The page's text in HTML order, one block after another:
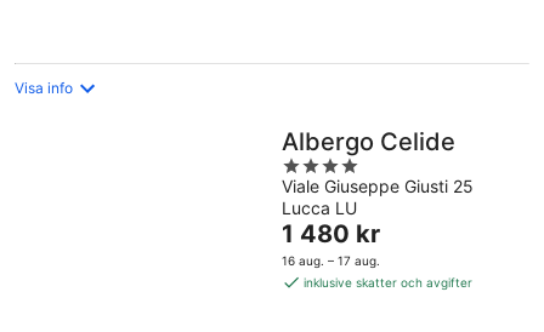
Visa info
Albergo Celide
4
out
of
5
Viale Giuseppe Giusti 25
Lucca LU
Priset
är
1 480 kr
1 480 kr
16 aug. – 17 aug.
inklusive skatter och avgifter